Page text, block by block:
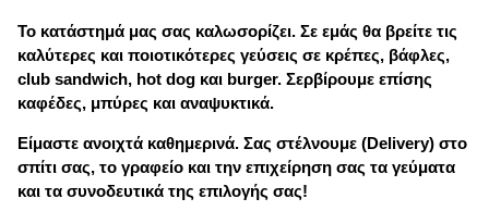
Το κατάστημά μας σας καλωσορίζει. Σε εμάς θα βρείτε τις
καλύτερες και ποιοτικότερες γεύσεις σε κρέπες, βάφλες,
club sandwich, hot dog και burger. Σερβίρουμε επίσης
καφέδες, μπύρες και αναψυκτικά.
Είμαστε ανοιχτά καθημερινά. Σας στέλνουμε (Delivery) στο
σπίτι σας, το γραφείο και την επιχείρηση σας τα γεύματα
και τα συνοδευτικά της επιλογής σας!